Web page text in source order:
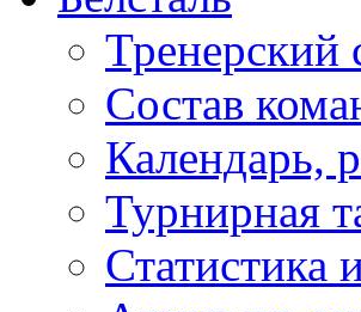
Тренерский
Состав
Календарь,
Турнирная
Статистика